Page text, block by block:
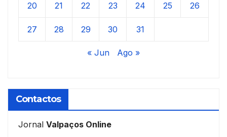
20 21 22 23 24 25 26
27 28 29 30 31
« Jun Ago »
Contactos
Jornal Valpaços Online